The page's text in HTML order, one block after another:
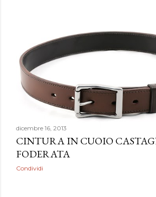
dicembre 16, 2013
CINTURA IN CUOIO
FODERATA
Condividi